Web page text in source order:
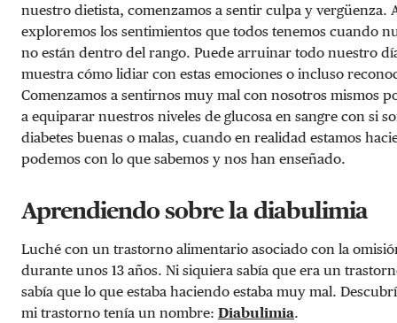
nuestro dietista, comenzamos a sentir culpa y vergüenza.
exploremos los sentimientos que todos tenemos cuando
no están dentro del rango. Puede arruinar todo nuestro
muestra cómo lidiar con estas emociones o incluso
Comenzamos a sentirnos muy mal con nosotros mismos
a equiparar nuestros niveles de glucosa en sangre con si
diabetes buenas o malas, cuando en realidad estamos
podemos con lo que sabemos y nos han enseñado.
Aprendiendo sobre la diabulimia
Luché con un trastorno alimentario asociado con la
durante unos 13 años. Ni siquiera sabía que era un
sabía que lo que estaba haciendo estaba muy mal.
mi trastorno tenía un nombre: Diabulimia.